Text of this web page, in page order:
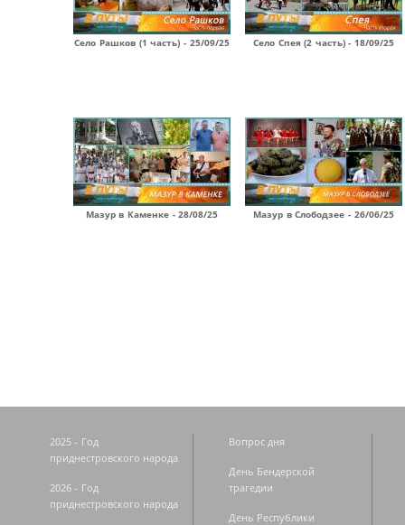
Село Рашков (1 часть) - 25/09/25 Село Спея (2 часть) - 18/09/25
Мазур в Каменке - 28/08/25 Мазур в Слободзее - 26/06/25
2025 - Год
приднестровского народа
2026 - Год
приднестровского народа
Вопрос дня
День Бендерской
трагедии
День Республики